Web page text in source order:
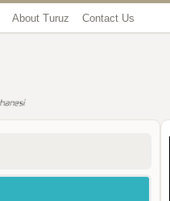
About Turuz Contact Us